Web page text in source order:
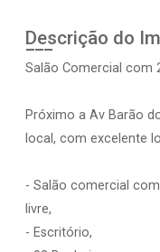
Descrição do
Salão Comercial com
Próximo a Av Barão
local, com excelente
- Salão comercial
livre,
- Escritório,